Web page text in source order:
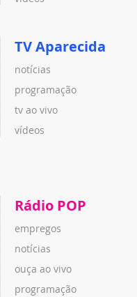
TV Aparecida
notícias
programação
tv ao vivo
vídeos
Rádio POP
empregos
notícias
ouça ao vivo
programação